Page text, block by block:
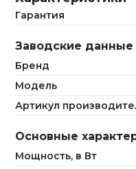
Гарантия
Заводские данные
Бренд
Модель
Артикул
Основные
Мощность, в Вт